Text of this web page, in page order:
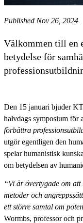
Published Nov 26, 2024
Välkommen till en
betydelse för
Den 15 januari bjuder
halvdags symposium för
förbättra
utgör egentligen den
spelar humanistisk
om betydelsen av
“Vi är övertygade om
metoder och
ett större samtal om
Wormbs, professor och